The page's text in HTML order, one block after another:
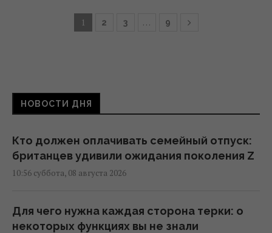
1 2 3 … 9
НОВОСТИ ДНЯ
Кто должен оплачивать семейный отпуск:
британцев удивили ожидания поколения Z
10:56 суббота, 08 августа 2026
Для чего нужна каждая сторона терки: о
некоторых функциях вы не знали